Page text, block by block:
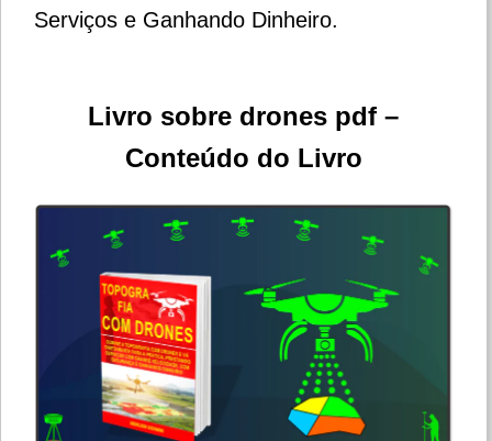
Serviços e Ganhando Dinheiro.
Livro sobre drones pdf –
Conteúdo do Livro